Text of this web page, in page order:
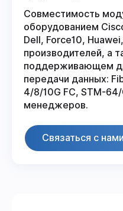
Совместимость
оборудованием
Dell, Force10,
производителей, а
поддерживающем
передачи данных:
4/8/10G FC, STM-
менеджеров.
Связаться с нами